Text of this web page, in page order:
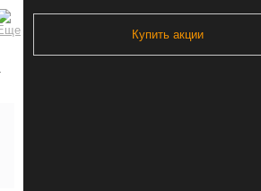
Купить акции